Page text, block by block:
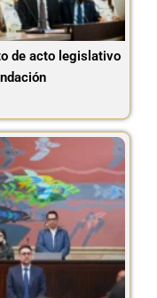
de acto legislativo